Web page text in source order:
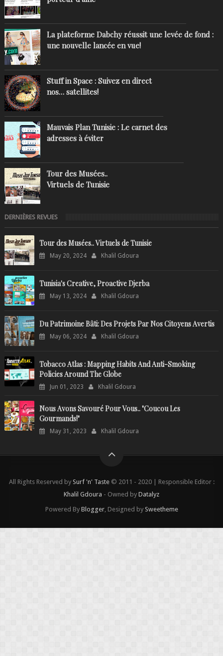
La plateforme Dabchy réussit une levée de fond :
une nouvelle lancée en vue!
Stuff in Space : Suivez en direct
nos… satellites!
Mauvais Plan Tunisie : Le carnet des
adresses à éviter
Tour des Musées..
Virtuels de Tunisie
DERNIÈRES REVUES
Tour des Musées.. Virtuels de Tunisie
May 20, 2024 Khalil Gdoura
Tunisia's Creative, Proactive Djerba
May 13, 2024 Khalil Gdoura
Du Patrimoine Bâti: Des Projets Par Nos Citoyens Avertis
May 06, 2024 Khalil Gdoura
Tobacco Atlas : Mapping Habits And Anti-Smoking
Policies Around The Globe
Jun 01, 2023 Khalil Gdoura
Nous Avons Savouré Pour Vous.. "Coucou Les
Gourmands!"
May 31, 2023 Khalil Gdoura
All Rights Reserved by Surf 'n' Taste© 2011 - 2020 | Responsible Editor :
Khalil Gdoura - Owned by Datalyz
Powered By Blogger, Designed by Sweetheme